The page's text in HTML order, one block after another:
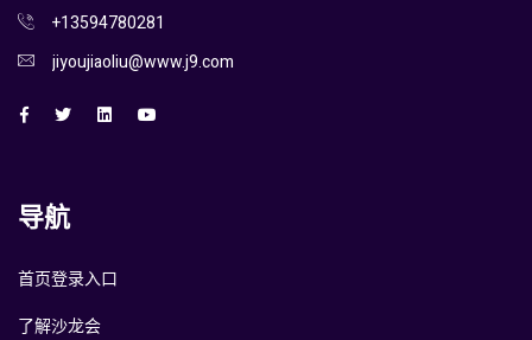
+13594780281
jiyoujiaoliu@www.j9.com
导航
首页登录入口
了解沙龙会